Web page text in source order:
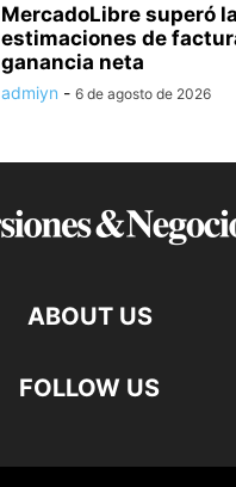
MercadoLibre superó
estimaciones de
ganancia neta
admiyn - 6 de agosto de 2026
ABOUT US
FOLLOW US